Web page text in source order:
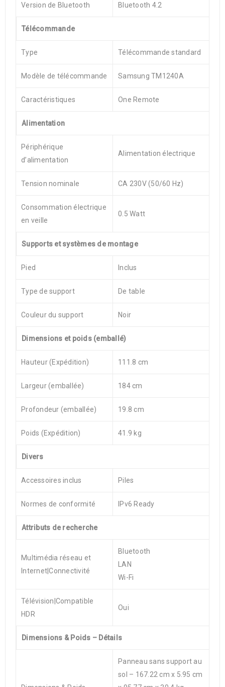
Version de Bluetooth Bluetooth 4.2
Télécommande
Type Télécommande standard
Modèle de télécommande Samsung TM1240A
Caractéristiques One Remote
Alimentation
Périphérique
d’alimentation
Alimentation électrique
Tension nominale CA 230V (50/60 Hz)
Consommation électrique
en veille
0.5 Watt
Supports et systèmes de montage
Pied Inclus
Type de support De table
Couleur du support Noir
Dimensions et poids (emballé)
Hauteur (Expédition) 111.8 cm
Largeur (emballée) 184 cm
Profondeur (emballée) 19.8 cm
Poids (Expédition) 41.9 kg
Divers
Accessoires inclus Piles
Normes de conformité IPv6 Ready
Attributs de recherche
Multimédia réseau et
Internet|Connectivité
Bluetooth
LAN
Wi-Fi
Télévision|Compatible
HDR
Oui
Dimensions & Poids – Détails
Panneau sans support au
sol – 167.22 cm x 5.95 cm